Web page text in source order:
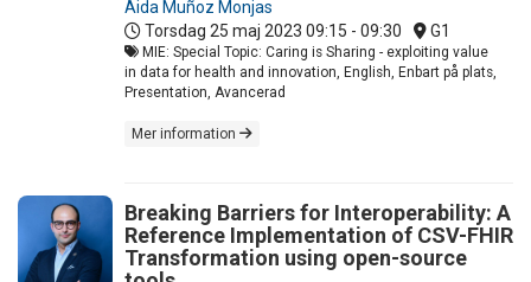
Aida Muñoz Monjas
Torsdag 25 maj 2023 09:15 - 09:30 G1
MIE: Special Topic: Caring is Sharing - exploiting value
in data for health and innovation, English, Enbart på plats,
Presentation, Avancerad
Mer information
Breaking Barriers for Interoperability: A
Reference Implementation of CSV-FHIR
Transformation using open-source